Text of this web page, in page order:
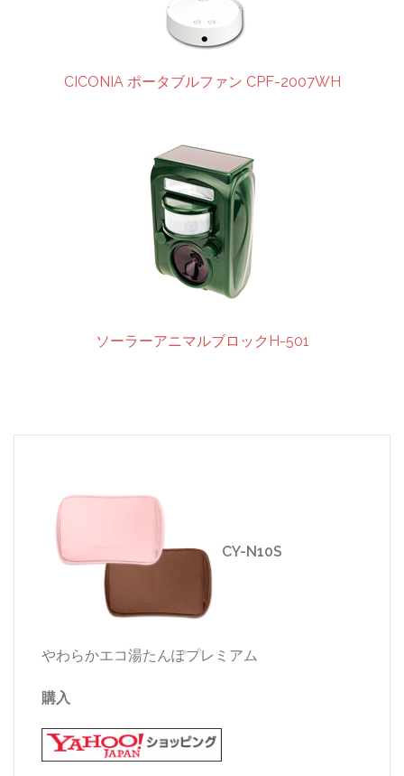
CICONIA ポータブルファン CPF-2007WH
ソーラーアニマルブロックH-501
CY-N10S
やわらかエコ湯たんぽプレミアム
購入